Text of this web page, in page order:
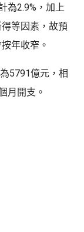
為2.9%，加上
等因素，故預
年收窄。
5791億元，相
月開支。